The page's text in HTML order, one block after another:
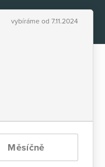
vybíráme od 7.11.2024
Měsíčně